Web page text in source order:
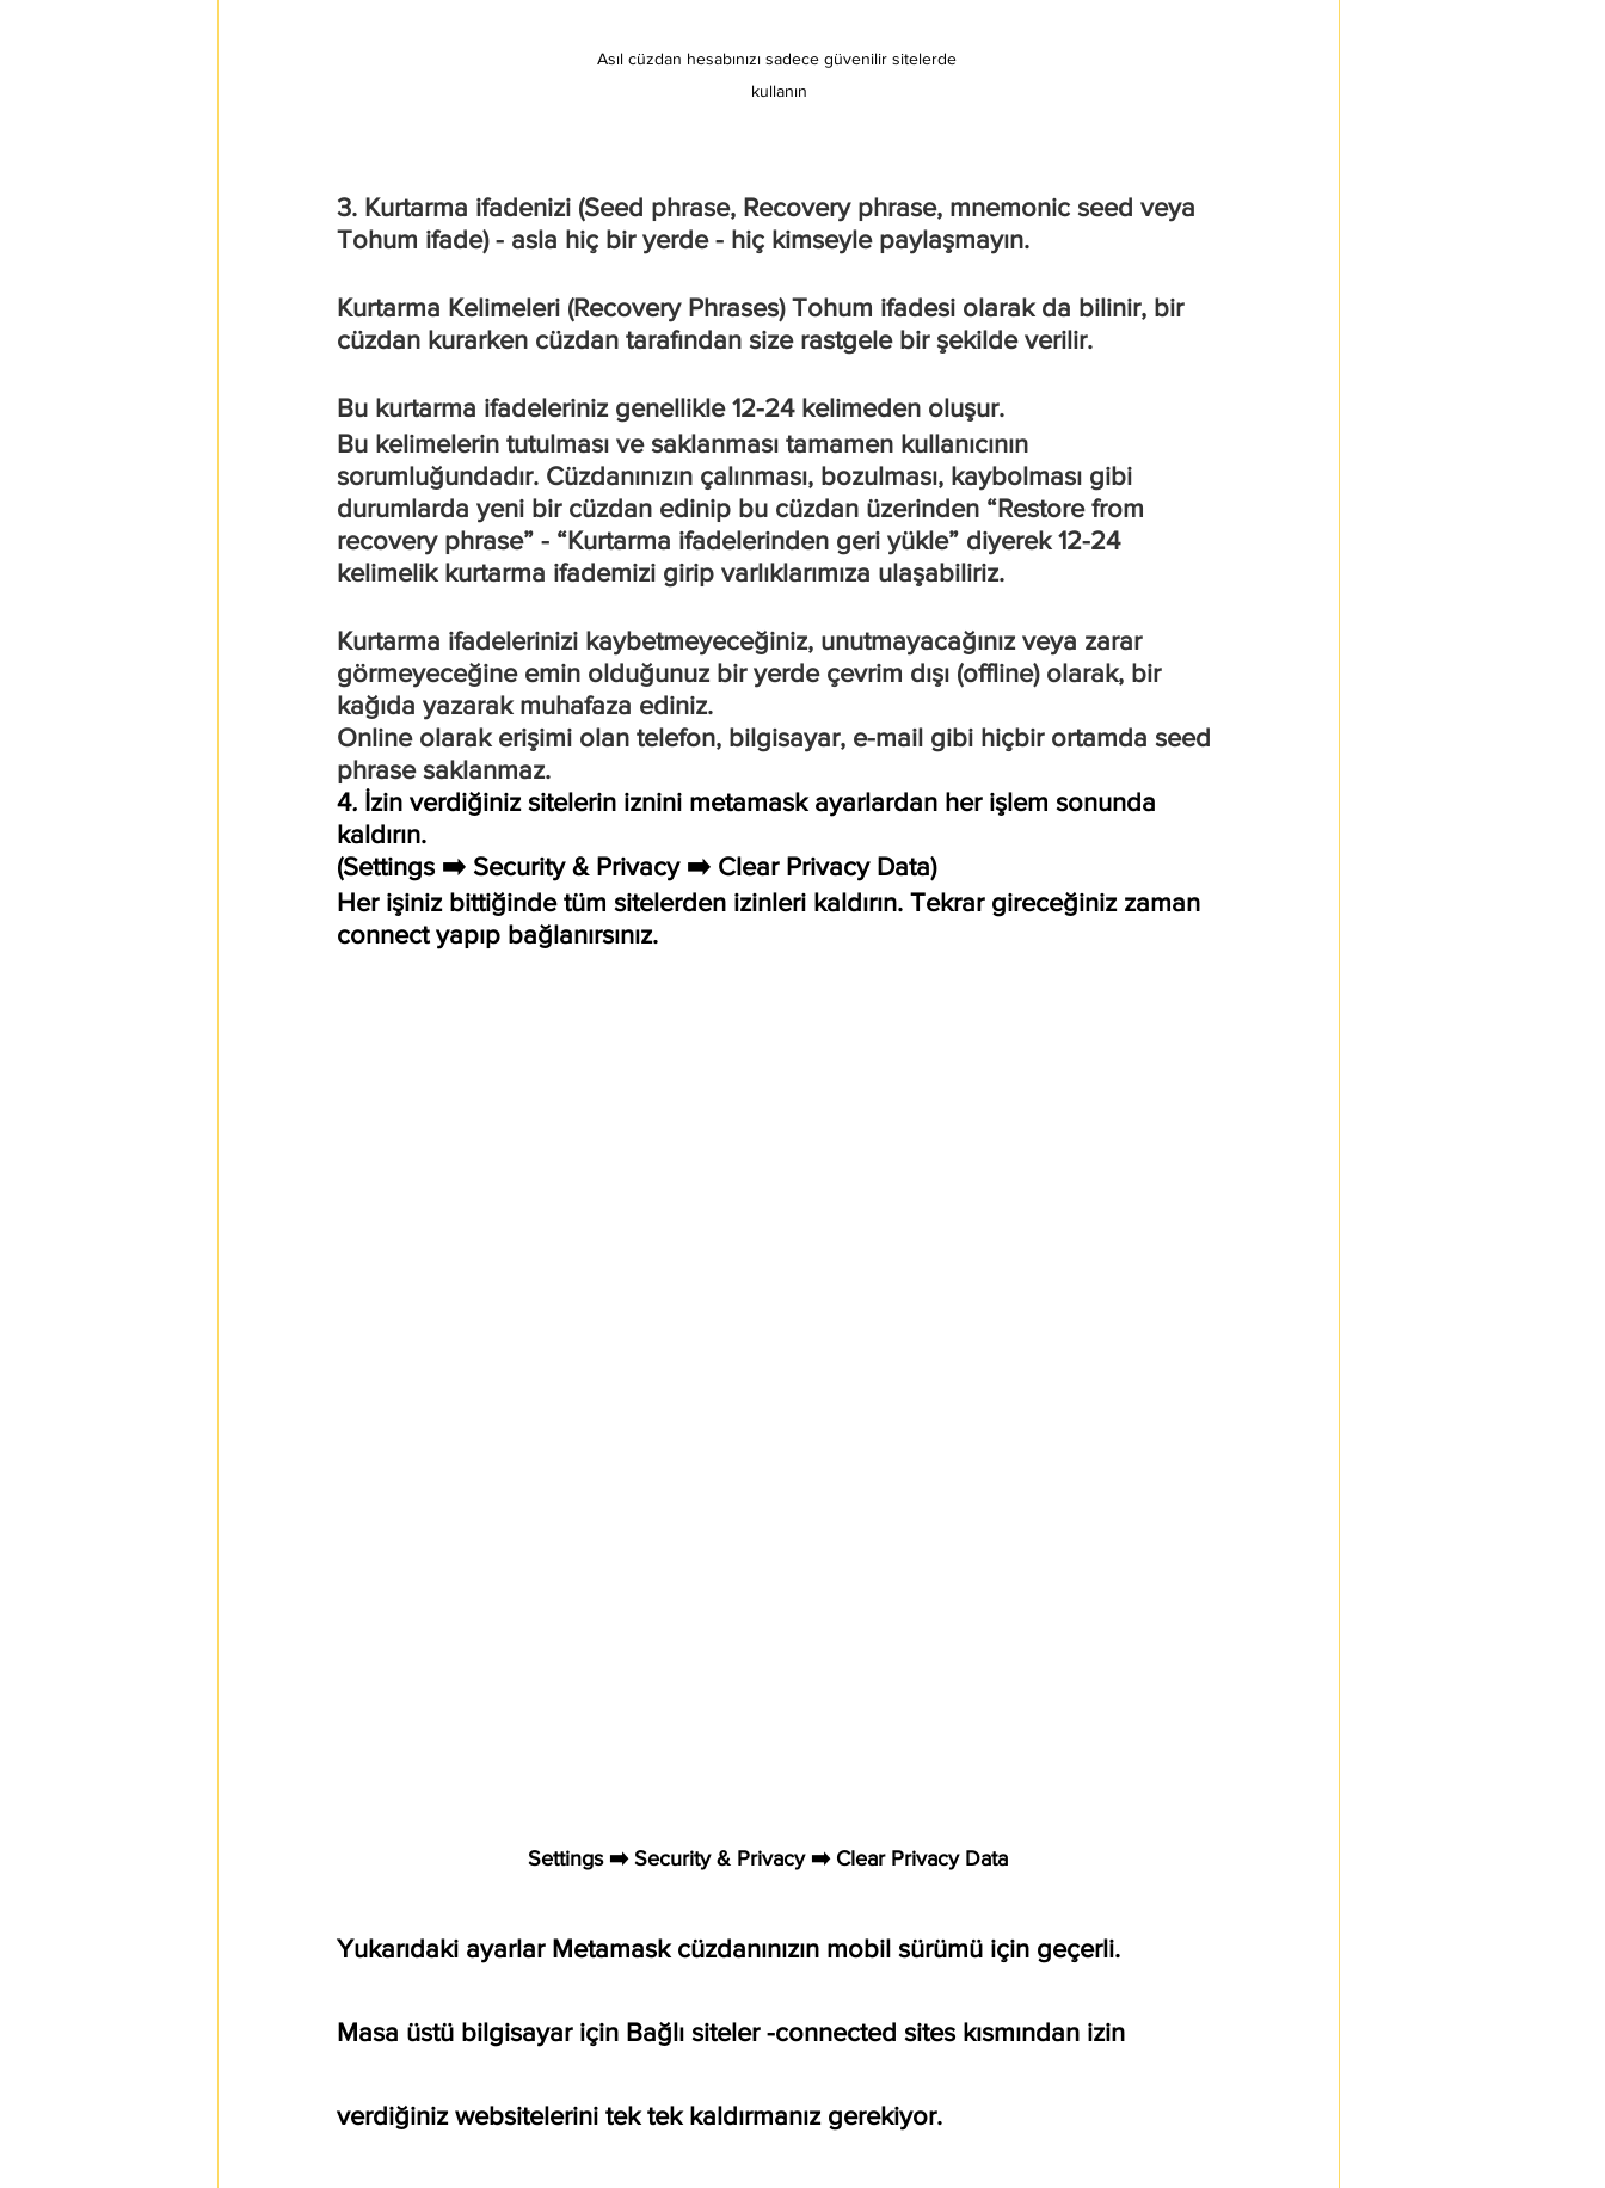
Asıl cüzdan hesabınızı sadece güvenilir sitelerde
kullanın
3. Kurtarma ifadenizi (Seed phrase, Recovery phrase, mnemonic seed veya
Tohum ifade) - asla hiç bir yerde - hiç kimseyle paylaşmayın.
Kurtarma Kelimeleri (Recovery Phrases) Tohum ifadesi olarak da bilinir, bir
cüzdan kurarken cüzdan tarafından size rastgele bir şekilde verilir.
Bu kurtarma ifadeleriniz genellikle 12-24 kelimeden oluşur.
Bu kelimelerin tutulması ve saklanması tamamen kullanıcının
sorumluğundadır. Cüzdanınızın çalınması, bozulması, kaybolması gibi
durumlarda yeni bir cüzdan edinip bu cüzdan üzerinden “Restore from
recovery phrase” - “Kurtarma ifadelerinden geri yükle” diyerek 12-24
kelimelik kurtarma ifademizi girip varlıklarımıza ulaşabiliriz.
Kurtarma ifadelerinizi kaybetmeyeceğiniz, unutmayacağınız veya zarar
görmeyeceğine emin olduğunuz bir yerde çevrim dışı (offline) olarak, bir
kağıda yazarak muhafaza ediniz.
Online olarak erişimi olan telefon, bilgisayar, e-mail gibi hiçbir ortamda seed
phrase saklanmaz.
4. İzin verdiğiniz sitelerin iznini metamask ayarlardan her işlem sonunda
kaldırın.
(Settings ➡️ Security & Privacy ➡️ Clear Privacy Data)
Her işiniz bittiğinde tüm sitelerden izinleri kaldırın. Tekrar gireceğiniz zaman
connect yapıp bağlanırsınız.
                                Settings ➡️ Security & Privacy ➡️ Clear Privacy Data
Yukarıdaki ayarlar Metamask cüzdanınızın mobil sürümü için geçerli.
Masa üstü bilgisayar için Bağlı siteler -connected sites kısmından izin
verdiğiniz websitelerini tek tek kaldırmanız gerekiyor.